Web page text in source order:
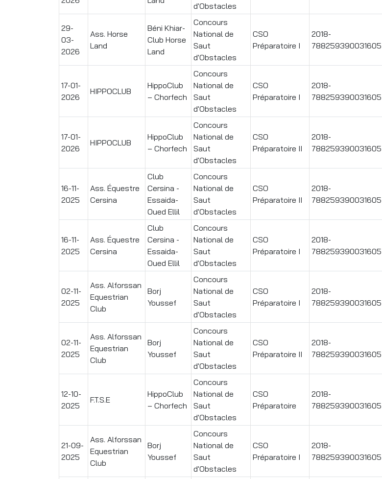
d'Obstacles
29-
03-
2026
Ass. Horse
Land
Béni Khiar-
Club Horse
Land
Concours
National de
Saut
d'Obstacles
CSO
Préparatoire I
2018-
788259390031605
17-01-
2026
HIPPOCLUB
HippoClub
– Chorfech
Concours
National de
Saut
d'Obstacles
CSO
Préparatoire I
2018-
788259390031605
17-01-
2026
HIPPOCLUB
HippoClub
– Chorfech
Concours
National de
Saut
d'Obstacles
CSO
Préparatoire II
2018-
788259390031605
16-11-
2025
Ass. Équestre
Cersina
Club
Cersina -
Essaida-
Oued Ellil
Concours
National de
Saut
d'Obstacles
CSO
Préparatoire II
2018-
788259390031605
16-11-
2025
Ass. Équestre
Cersina
Club
Cersina -
Essaida-
Oued Ellil
Concours
National de
Saut
d'Obstacles
CSO
Préparatoire I
2018-
788259390031605
02-11-
2025
Ass. Alforssan
Equestrian
Club
Borj
Youssef
Concours
National de
Saut
d'Obstacles
CSO
Préparatoire I
2018-
788259390031605
02-11-
2025
Ass. Alforssan
Equestrian
Club
Borj
Youssef
Concours
National de
Saut
d'Obstacles
CSO
Préparatoire II
2018-
788259390031605
12-10-
2025
F.T.S.E
HippoClub
– Chorfech
Concours
National de
Saut
d'Obstacles
CSO
Préparatoire
2018-
788259390031605
21-09-
2025
Ass. Alforssan
Equestrian
Club
Borj
Youssef
Concours
National de
Saut
d'Obstacles
CSO
Préparatoire I
2018-
788259390031605